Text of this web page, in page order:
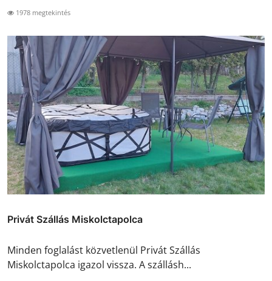
1978 megtekintés
Privát Szállás Miskolctapolca
Minden foglalást közvetlenül Privát Szállás
Miskolctapolca igazol vissza. A szállásh...